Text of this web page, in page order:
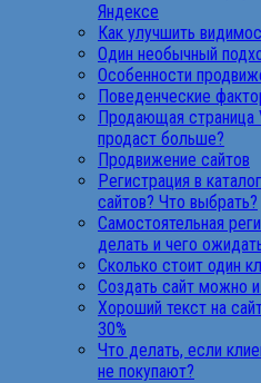
Яндексе
Как улучшить
Один необычный
Особенности
Поведенческие
Продающая страница
продаст больше?
Продвижение сайтов
Регистрация в
сайтов? Что выбрать?
Самостоятельная
делать и чего
Сколько стоит один
Создать сайт можно
Хороший текст на
30%
Что делать, если
не покупают?